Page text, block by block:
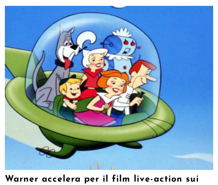
Warner accelera per il film live-action sui